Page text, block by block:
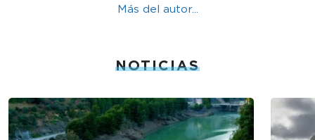
Más del autor...
NOTICIAS